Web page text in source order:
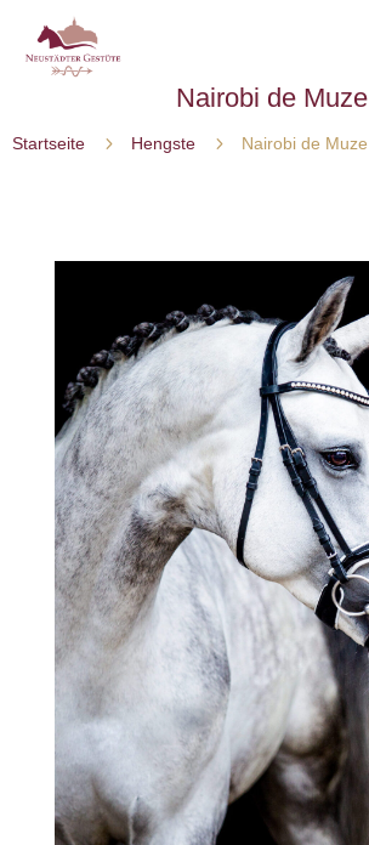
Nairobi de Muze
Startseite 5 Hengste 5 Nairobi de Muze